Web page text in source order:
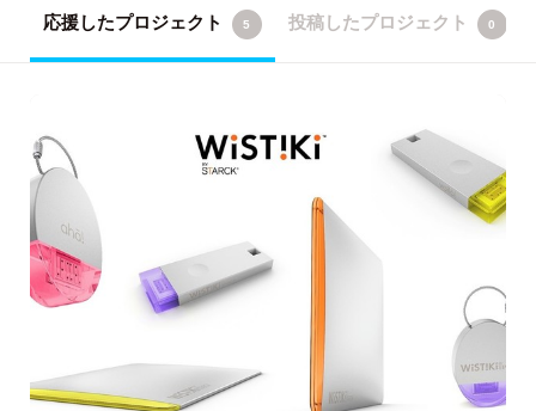
応援したプロジェクト 5 投稿したプロジェクト 0